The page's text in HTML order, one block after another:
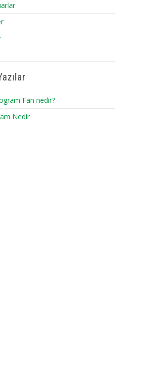
Fan nedir?
Nedir